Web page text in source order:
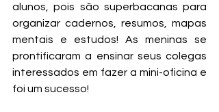
alunos, pois são superbacanas para
organizar cadernos, resumos, mapas
mentais e estudos! As meninas se
prontificaram a ensinar seus colegas
interessados em fazer a mini-oficina e
foi um sucesso!